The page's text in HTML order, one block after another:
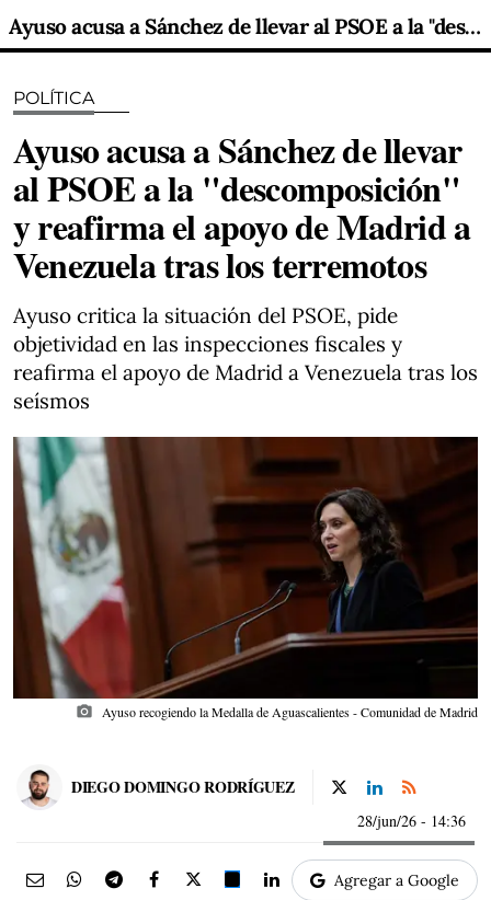
Ayuso acusa a Sánchez de llevar al PSOE a la "descomposición" y reafirma el apoyo de Madrid a Venezuela tras los terremotos
POLÍTICA
Ayuso acusa a Sánchez de llevar
al PSOE a la "descomposición"
y reafirma el apoyo de Madrid a
Venezuela tras los terremotos
Ayuso critica la situación del PSOE, pide
objetividad en las inspecciones fiscales y
reafirma el apoyo de Madrid a Venezuela tras los
seísmos
photo_camera Ayuso recogiendo la Medalla de Aguascalientes - Comunidad de Madrid
DIEGO DOMINGO RODRÍGUEZ
28/jun/26 - 14:36
Agregar a Google